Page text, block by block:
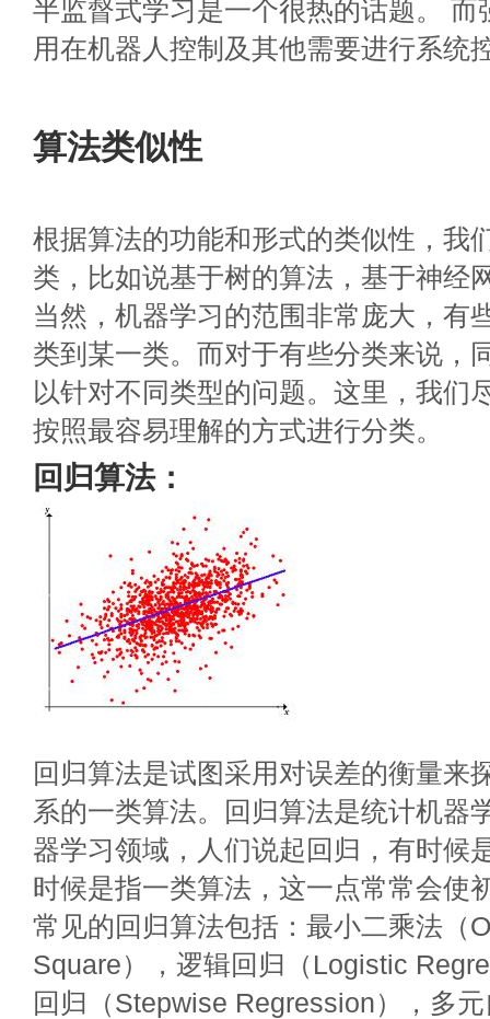
半监督式学习是一个很热的话题。 而
用在机器人控制及其他需要进行系统
算法类似性
根据算法的功能和形式的类似性，我
类，比如说基于树的算法，基于神经
当然，机器学习的范围非常庞大，有
类到某一类。而对于有些分类来说，
以针对不同类型的问题。这里，我们
按照最容易理解的方式进行分类。
回归算法：
回归算法是试图采用对误差的衡量来
系的一类算法。回归算法是统计机器
器学习领域，人们说起回归，有时候
时候是指一类算法，这一点常常会使
常见的回归算法包括：最小二乘法（
Square），逻辑回归（Logistic
回归（Stepwise Regression），多